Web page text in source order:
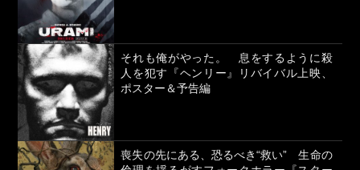
それも俺がやった。 息をするように殺
人を犯す『ヘンリー』リバイバル上映、
ポスター＆予告編
喪失の先にある、恐るべき“救い” 生命の